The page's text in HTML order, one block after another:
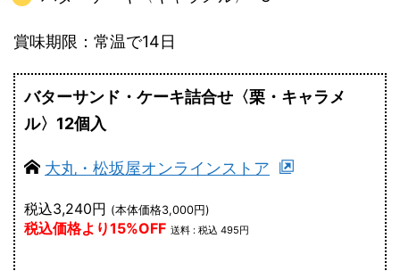
賞味期限：常温で14日
バターサンド・ケーキ詰合せ〈栗・キャラメ
ル〉12個入
大丸・松坂屋オンラインストア
税込3,240円 (本体価格3,000円)
税込価格より15%OFF 送料 : 税込 495円